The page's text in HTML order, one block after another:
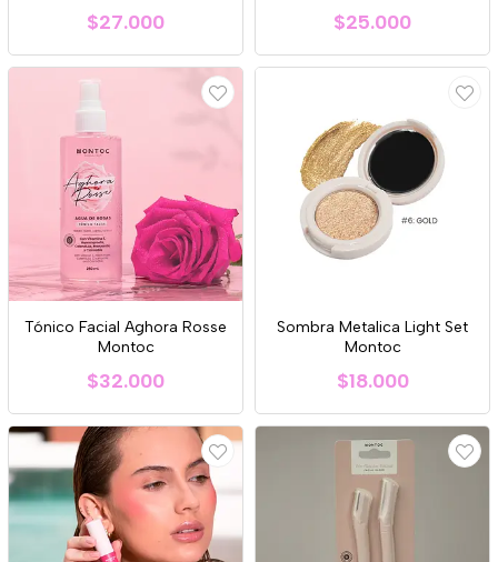
$27.000 $25.000
Tónico Facial Aghora Rosse
Montoc
$32.000
Sombra Metalica Light Set
Montoc
$18.000